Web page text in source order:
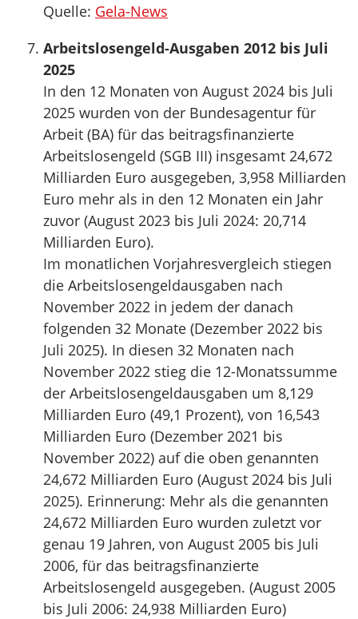
Quelle: Gela-News
Arbeitslosengeld-Ausgaben 2012 bis Juli
2025
In den 12 Monaten von August 2024 bis Juli
2025 wurden von der Bundesagentur für
Arbeit (BA) für das beitragsfinanzierte
Arbeitslosengeld (SGB III) insgesamt 24,672
Milliarden Euro ausgegeben, 3,958 Milliarden
Euro mehr als in den 12 Monaten ein Jahr
zuvor (August 2023 bis Juli 2024: 20,714
Milliarden Euro).
Im monatlichen Vorjahresvergleich stiegen
die Arbeitslosengeldausgaben nach
November 2022 in jedem der danach
folgenden 32 Monate (Dezember 2022 bis
Juli 2025). In diesen 32 Monaten nach
November 2022 stieg die 12-Monatssumme
der Arbeitslosengeldausgaben um 8,129
Milliarden Euro (49,1 Prozent), von 16,543
Milliarden Euro (Dezember 2021 bis
November 2022) auf die oben genannten
24,672 Milliarden Euro (August 2024 bis Juli
2025). Erinnerung: Mehr als die genannten
24,672 Milliarden Euro wurden zuletzt vor
genau 19 Jahren, von August 2005 bis Juli
2006, für das beitragsfinanzierte
Arbeitslosengeld ausgegeben. (August 2005
bis Juli 2006: 24,938 Milliarden Euro)